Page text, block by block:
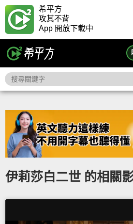
希平方
攻其不背
App 開放下載中
伊莉莎白二世 的相關